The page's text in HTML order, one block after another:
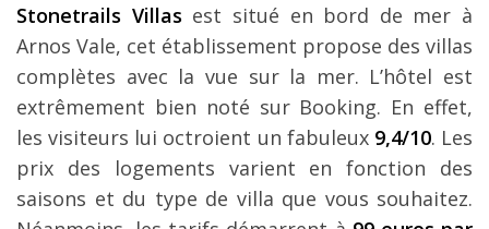
Stonetrails Villas est situé en bord de mer à
Arnos Vale, cet établissement propose des villas
complètes avec la vue sur la mer. L’hôtel est
extrêmement bien noté sur Booking. En effet,
les visiteurs lui octroient un fabuleux 9,4/10. Les
prix des logements varient en fonction des
saisons et du type de villa que vous souhaitez.